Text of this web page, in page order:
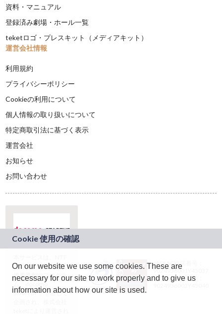
資料・マニュアル
登録済み劇場・ホール一覧
teketロゴ・プレスキット（メディアキット）
運営会社情報
利用規約
プライバシーポリシー
Cookieの利用について
個人情報の取り扱いについて
特定商取引法に基づく表示
運営会社
お知らせ
お問い合わせ
ドコモグループの新
規事業創出プログラ
ム「docomo
STARTUP」を通じて
JASRAC許諾番号：
9024936001Y45037
JASRAC許諾番号：
On our website we use some cookies. These are
necessary for our site to work properly and to give us
information about how our site is used.